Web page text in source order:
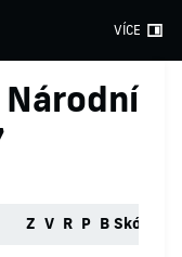
VÍCE
Národní
Z V R P B Skóre